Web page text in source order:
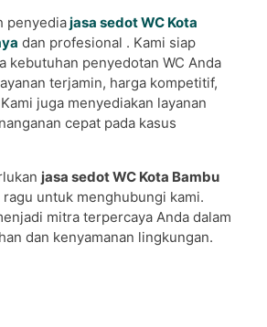
penyediajasa sedot WC Kota
dan profesional . Kami siap
kebutuhan penyedotan WC Anda
terjamin, harga kompetitif,
juga menyediakan layanan
cepat pada kasus
jasa sedot WC Kota Bambu
ragu untuk menghubungi kami.
mitra terpercaya Anda dalam
dan kenyamanan lingkungan.